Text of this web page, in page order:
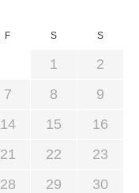
F S S
1
2
7 8
9
14 15
16
21 22
23
28 29
30